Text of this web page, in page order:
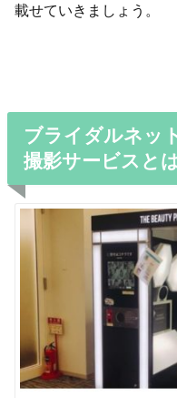
載せていきましょう。
ブライダルネッ
撮影サービスと